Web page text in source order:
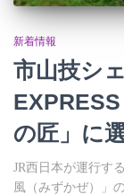
新着情報
市山技シ
の匠」に
JR西日本が運行す
風（みずかぜ）」